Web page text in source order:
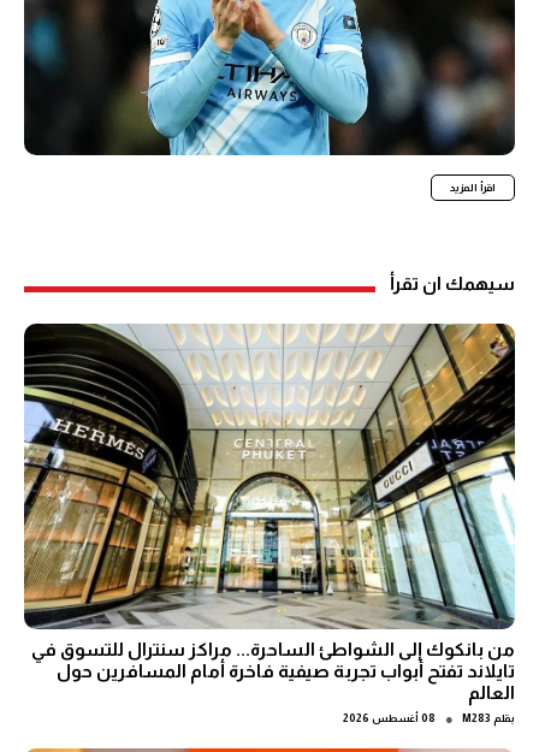
اقرأ المزيد
سيهمك ان تقرأ
من بانكوك إلى الشواطئ الساحرة... مراكز سنترال للتسوق في
تايلاند تفتح أبواب تجربة صيفية فاخرة أمام المسافرين حول
العالم
بقلم M283
● 08 أغسطس 2026